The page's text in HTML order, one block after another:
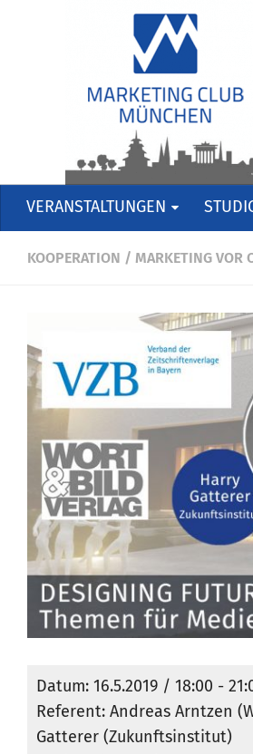
VERANSTALTUNGEN
KOOPERATION / MARKETING VOR
Datum: 16.5.2019 / 18:00 -
Referent: Andreas Arntzen
Gatterer (Zukunftsinstitut)